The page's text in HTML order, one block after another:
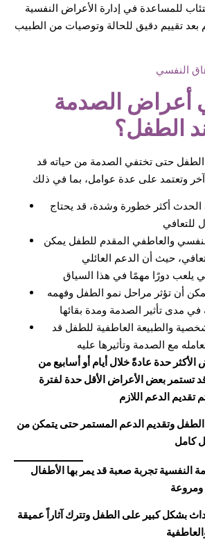
للمساعدة في إدارة الأعراض النفسية
بعد تقييم دقيق للحالة وتوصيات من الطبيب
النفسي
أعراض الصدمة
الطفل؟
الطفل حتى تختفي الصدمة من حياته قد
الحدث أكثر خطورة وشدة، قد يحتاج
والعاطفي المقدم للطفل يمكن
حيث أن الدعم العائلي
أن تؤثر مراحل نمو الطفل وفهمه
والطبيعة العاطفية للطفل قد
حدة عادةً خلال أيام أو أسابيع من
تستمر بعض الأعراض الأقل حدة لفترة
الطفل وتقديم الدعم المستمر حتى يتمكن من
النفسية تجربة صعبة قد يمر بها الأطفال
بشكل كبير على الطفل وتترك آثاراً عميقة